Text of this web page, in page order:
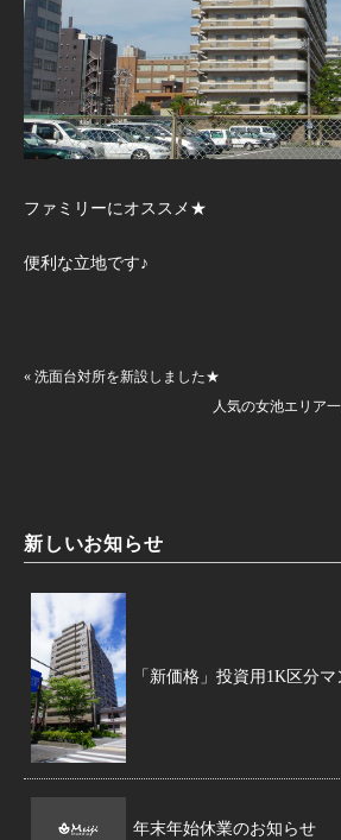
ファミリーにオススメ★
便利な立地です♪
« 洗面台対所を新設しました★
人気の女池エリア
新しいお知らせ
「新価格」投資用1K区分マ
年末年始休業のお知らせ